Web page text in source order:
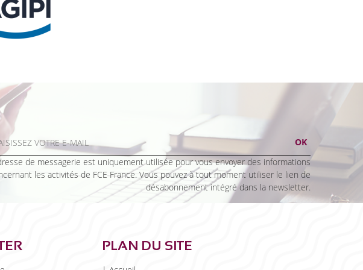
de messagerie est uniquement utilisée pour vous envoyer des informations
les activités de FCE France. Vous pouvez à tout moment utiliser le lien de
désabonnement intégré dans la newsletter.
PLAN DU SITE